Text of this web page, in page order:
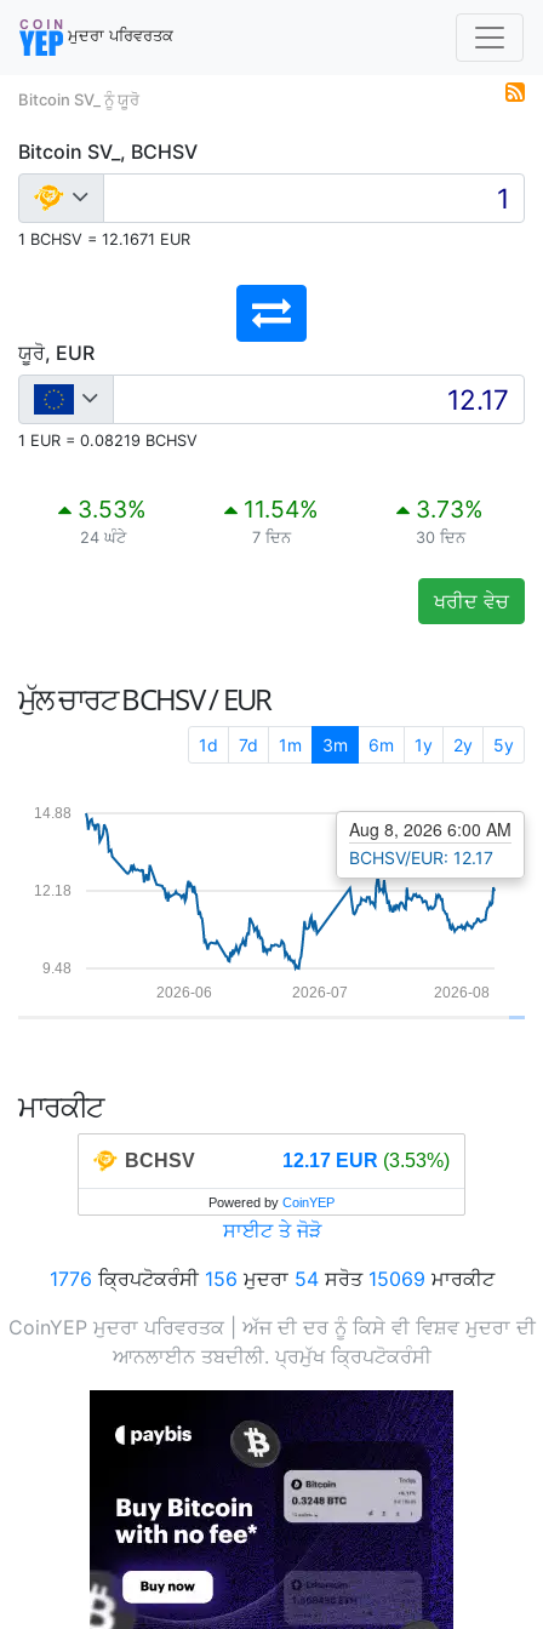
ਮੁਦਰਾ ਪਰਿਵਰਤਕ
Bitcoin SV_ ਨੂੰ ਯੂਰੋ
Bitcoin SV_, BCHSV
1 BCHSV = 12.1671 EUR
ਯੂਰੋ, EUR
1 EUR = 0.08219 BCHSV
3.53%
24 ਘੰਟੇ
11.54%
7 ਦਿਨ
3.73%
30 ਦਿਨ
ਖਰੀਦ ਵੇਚ
ਮੁੱਲ ਚਾਰਟBCHSV / EUR
1d 7d 1m 3m 6m 1y 2y 5y
9.48
12.18
14.88
2026-08
2026-07
2026-06
Aug 8, 2026 6:00 AM
BCHSV/EUR: 12.17
ਮਾਰਕੀਟ
BCHSV 12.17 EUR (3.53%)
Powered by CoinYEP
ਸਾਈਟ ਤੇ ਜੋੜੋ
1776 ਕ੍ਰਿਪਟੋਕਰੰਸੀ 156 ਮੁਦਰਾ 54ਸਰੋਤ 15069 ਮਾਰਕੀਟ
CoinYEP ਮੁਦਰਾ ਪਰਿਵਰਤਕ | ਅੱਜ ਦੀ ਦਰ ਨੂੰ ਕਿਸੇ ਵੀ ਵਿਸ਼ਵ ਮੁਦਰਾ ਦੀ
ਆਨਲਾਈਨ ਤਬਦੀਲੀ. ਪ੍ਰਮੁੱਖ ਕ੍ਰਿਪਟੋਕਰੰਸੀ